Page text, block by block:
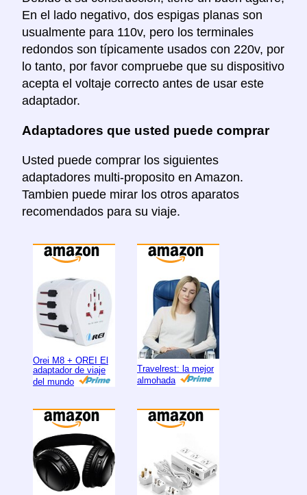
En el lado negativo, dos espigas planas son
usualmente para 110v, pero los terminales
redondos son típicamente usados con 220v, por
lo tanto, por favor compruebe que su dispositivo
acepta el voltaje correcto antes de usar este
adaptador.
Adaptadores que usted puede comprar
Usted puede comprar los siguientes
adaptadores multi-proposito en Amazon.
Tambien puede mirar los otros aparatos
recomendados para su viaje.
Orei M8 + OREI El
adaptador de viaje
del mundo
Travelrest: la mejor
almohada